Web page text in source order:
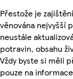
Přestože je
věnována nejvyšší
neustále
potravin, obsahu
Vždy byste si měli
pouze na